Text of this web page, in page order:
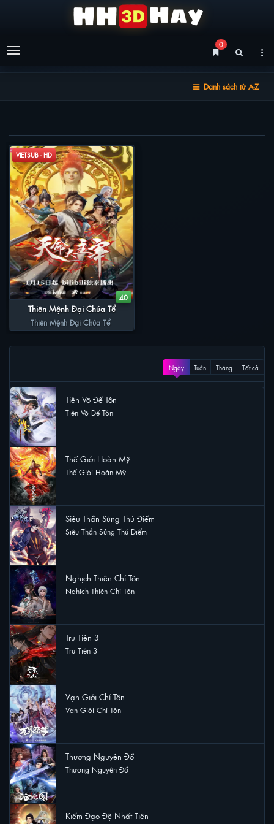
Menu
0
Danh sách từ A-Z
VIETSUB - HD
40
Thiên Mệnh Đại Chúa Tể
Thiên Mệnh Đại Chúa Tể
Ngày Tuần Tháng Tất cả
Tiên Võ Đế Tôn
Tiên Võ Đế Tôn
Thế Giới Hoàn Mỹ
Thế Giới Hoàn Mỹ
Siêu Thần Sủng Thú Điếm
Siêu Thần Sủng Thú Điếm
Nghịch Thiên Chí Tôn
Nghịch Thiên Chí Tôn
Tru Tiên 3
Tru Tiên 3
Vạn Giới Chí Tôn
Vạn Giới Chí Tôn
Thương Nguyên Đồ
Thương Nguyên Đồ
Kiếm Đạo Đệ Nhất Tiên